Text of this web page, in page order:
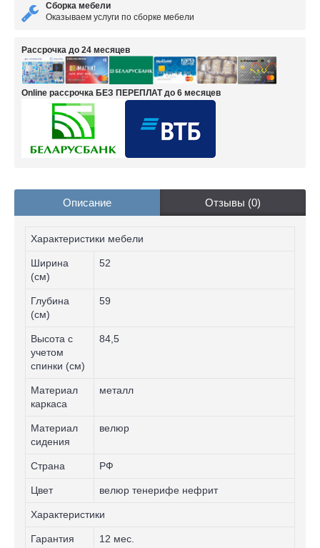
Сборка мебели
Оказываем услуги по сборке мебели
Рассрочка до 24 месяцев
Online рассрочка БЕЗ ПЕРЕПЛАТ до 6 месяцев
Описание Отзывы (0)
Характеристики мебели
Ширина
(см)
52
Глубина
(см)
59
Высота с
учетом
спинки (см)
84,5
Материал
каркаса
металл
Материал
сидения
велюр
Страна РФ
Цвет велюр тенерифе нефрит
Характеристики
Гарантия 12 мес.